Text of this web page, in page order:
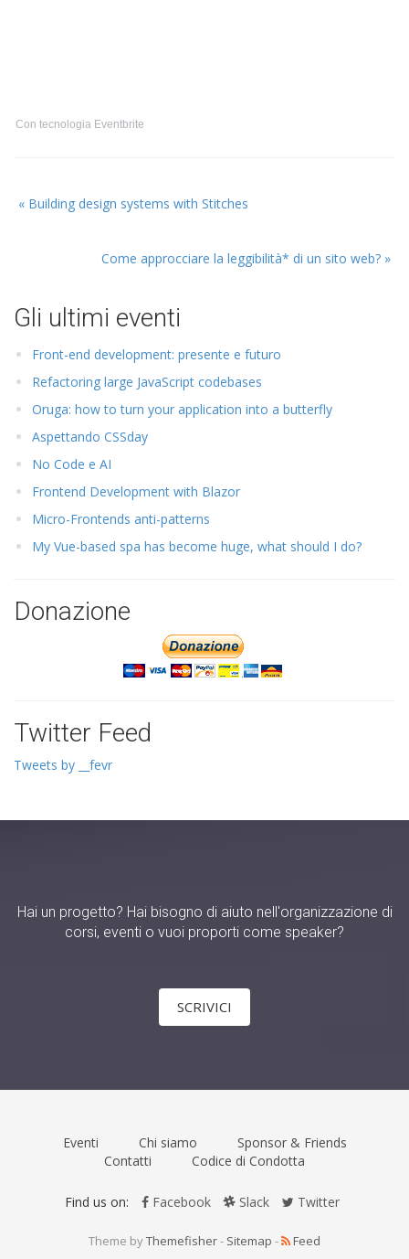
Con tecnologia Eventbrite
« Prossimo
Building design systems with Stitches
Evento
Come approcciare la leggibilità* di un sito web? »
Gli ultimi eventi
Front-end development: presente e futuro
Refactoring large JavaScript codebases
Oruga: how to turn your application into a butterfly
Aspettando CSSday
No Code e AI
Frontend Development with Blazor
Micro-Frontends anti-patterns
My Vue-based spa has become huge, what should I do?
Donazione
Twitter Feed
Tweets by __fevr
Hai un progetto? Hai bisogno di aiuto nell'organizzazione di
corsi, eventi o vuoi proporti come speaker?
SCRIVICI
Eventi Chi siamo
Sponsor & Friends
Contatti
Codice di Condotta
Find us on: Facebook Slack Twitter
Theme byThemefisher- Sitemap -
Feed